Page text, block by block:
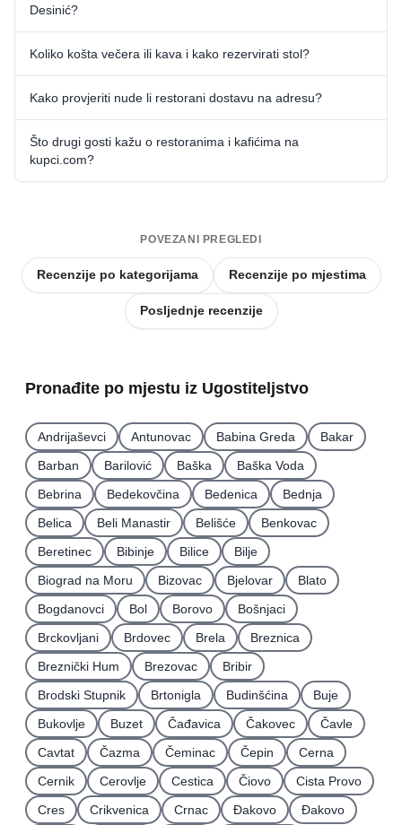
Desinić?
Koliko košta večera ili kava i kako rezervirati stol?
Kako provjeriti nude li restorani dostavu na adresu?
Što drugi gosti kažu o restoranima i kafićima na
kupci.com?
POVEZANI PREGLEDI
Recenzije po kategorijama Recenzije po mjestima
Posljednje recenzije
Pronađite po mjestu iz Ugostiteljstvo
Andrijaševci Antunovac Babina Greda
Bakar
Barban
Barilović Baška
Baška Voda
Bebrina
Bedekovčina Bedenica
Bednja
Belica
Beli Manastir Belišće
Benkovac
Beretinec
Bibinje Bilice
Bilje
Biograd na Moru
Bizovac Bjelovar
Blato
Bogdanovci
Bol Borovo
Bošnjaci
Brckovljani
Brdovec Brela
Breznica
Breznički Hum
Brezovac
Bribir
Brodski Stupnik
Brtonigla Budinšćina
Buje
Bukovlje
Buzet Čađavica Čakovec
Čavle
Cavtat
Čazma Čeminac Čepin
Cerna
Cernik
Cerovlje Cestica Čiovo
Cista Provo
Cres
Crikvenica Crnac Đakovo
Ðakovo